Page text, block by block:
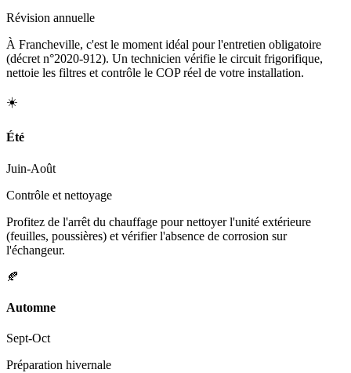
Révision annuelle
À Francheville, c'est le moment idéal pour l'entretien obligatoire
(décret n°2020-912). Un technicien vérifie le circuit frigorifique,
nettoie les filtres et contrôle le COP réel de votre installation.
☀️
Été
Juin-Août
Contrôle et nettoyage
Profitez de l'arrêt du chauffage pour nettoyer l'unité extérieure
(feuilles, poussières) et vérifier l'absence de corrosion sur
l'échangeur.
🍂
Automne
Sept-Oct
Préparation hivernale